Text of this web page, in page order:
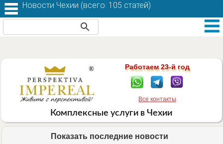
Работаем 23-й год
Все контакты
Комплексные услуги в Чехии
Показать последние новости
Новости Чехии (всего: 105 статей)